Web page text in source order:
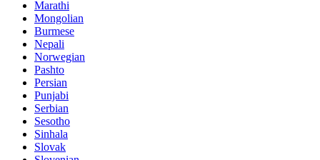
Marathi
Mongolian
Burmese
Nepali
Norwegian
Pashto
Persian
Punjabi
Serbian
Sesotho
Sinhala
Slovak